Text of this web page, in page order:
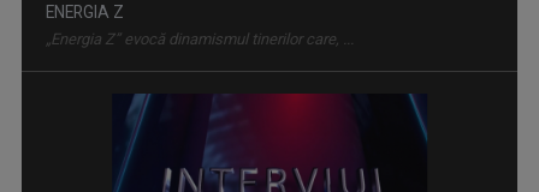
ENERGIA Z
„Energia Z” evocă dinamismul tinerilor care, ...